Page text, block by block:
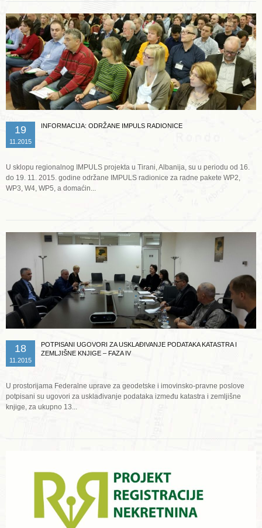
19
11.2015
INFORMACIJA: ODRŽANE IMPULS RADIONICE
U sklopu regionalnog IMPULS projekta u Tirani, Albanija, su u periodu od 16.
do 19. 11. 2015. godine održane IMPULS radionice za radne pakete WP2,
WP3, W4, WP5, a domaćin...
18
11.2015
POTPISANI UGOVORI ZA USKLAĐIVANJE PODATAKA KATASTRA I
ZEMLJIŠNE KNJIGE – FAZA IV
U prostorijama Federalne uprave za geodetske i imovinsko-pravne poslove
potpisani su ugovori za usklađivanje podataka između katastra i zemljišne
knjige, za ukupno 13...